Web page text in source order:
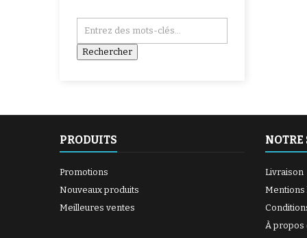
PRODUITS
Promotions
Nouveaux produits
Meilleures ventes
NOTRE
Livraison
Mentions
À propos